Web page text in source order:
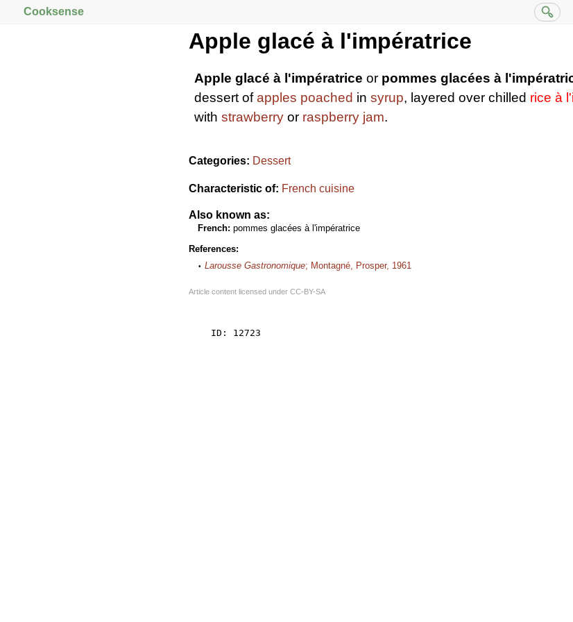
Cooksense
Apple glacé à l'impératrice
Apple glacé à l'impératrice or pommes glacées à
dessert ofapples poached in syrup, layered over chilled rice à
with strawberry or raspberry jam.
Categories: Dessert
Characteristic of: French cuisine
Also known as:
French: pommes glacées à l'impératrice
References:
Larousse Gastronomique; Montagné, Prosper, 1961
Article content licensed under CC-BY-SA
    ID: 12723